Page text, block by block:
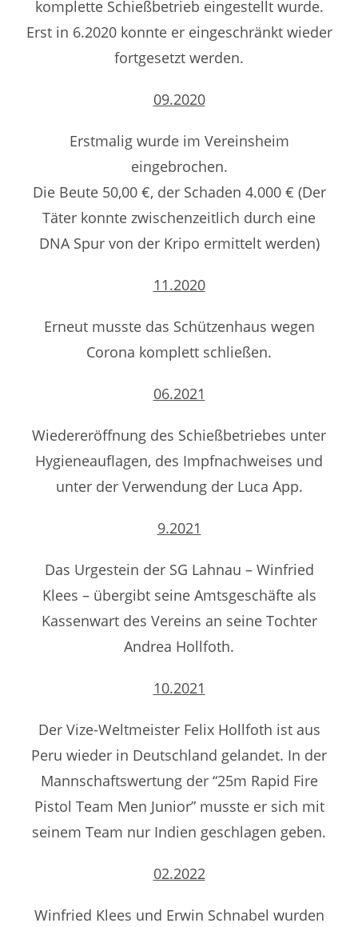
komplette Schießbetrieb eingestellt wurde.
Erst in 6.2020 konnte er eingeschränkt wieder
fortgesetzt werden.
09.2020
Erstmalig wurde im Vereinsheim
eingebrochen.
Die Beute 50,00 €, der Schaden 4.000 € (Der
Täter konnte zwischenzeitlich durch eine
DNA Spur von der Kripo ermittelt werden)
11.2020
Erneut musste das Schützenhaus wegen
Corona komplett schließen.
06.2021
Wiedereröffnung des Schießbetriebes unter
Hygieneauflagen, des Impfnachweises und
unter der Verwendung der Luca App.
9.2021
Das Urgestein der SG Lahnau – Winfried
Klees – übergibt seine Amtsgeschäfte als
Kassenwart des Vereins an seine Tochter
Andrea Hollfoth.
10.2021
Der Vize-Weltmeister Felix Hollfoth ist aus
Peru wieder in Deutschland gelandet. In der
Mannschaftswertung der “25m Rapid Fire
Pistol Team Men Junior” musste er sich mit
seinem Team nur Indien geschlagen geben.
02.2022
Winfried Klees und Erwin Schnabel wurden